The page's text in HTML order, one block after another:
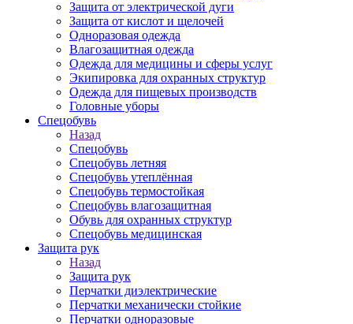
Защита от электрической дуги
Защита от кислот и щелочей
Одноразовая одежда
Влагозащитная одежда
Одежда для медицины и сферы услуг
Экипировка для охранных структур
Одежда для пищевых производств
Головные уборы
Спецобувь
Назад
Спецобувь
Спецобувь летняя
Спецобувь утеплённая
Спецобувь термостойкая
Спецобувь влагозащитная
Обувь для охранных структур
Спецобувь медицинская
Защита рук
Назад
Защита рук
Перчатки диэлектрические
Перчатки механически стойкие
Перчатки одноразовые